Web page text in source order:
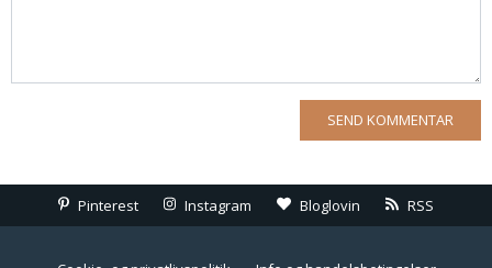
Pinterest Instagram Bloglovin RSS